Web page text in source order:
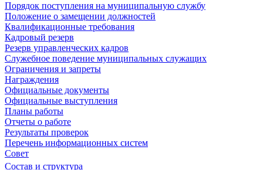
Порядок поступления на муниципальную службу
Положение о замещении должностей
Квалификационные требования
Кадровый резерв
Резерв управленческих кадров
Служебное поведение муниципальных служащих
Ограничения и запреты
Награждения
Официальные документы
Официальные выступления
Планы работы
Отчеты о работе
Результаты проверок
Перечень информационных систем
Совет
Состав и структура